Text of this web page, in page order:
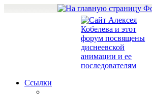
Ссылки